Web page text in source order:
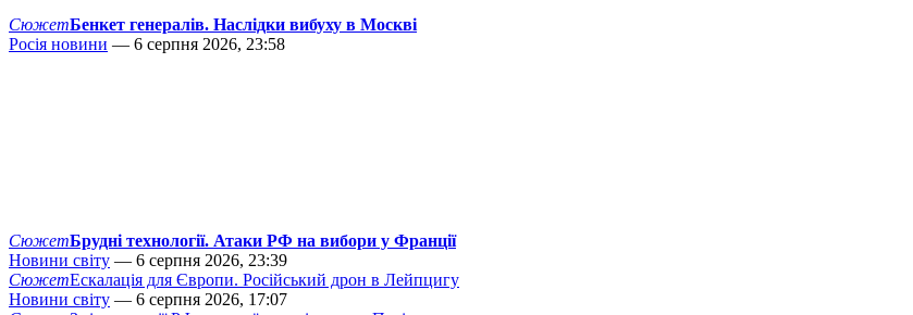
СюжетБенкет генералів. Наслідки вибуху в Москві
Росія новини — 6 серпня 2026, 23:58
СюжетБрудні технології. Атаки РФ на вибори у Франції
Новини світу — 6 серпня 2026, 23:39
СюжетЕскалація для Європи. Російський дрон в Лейпцигу
Новини світу — 6 серпня 2026, 17:07